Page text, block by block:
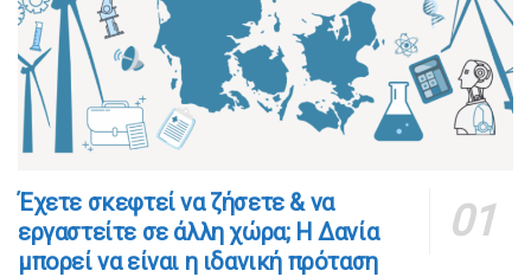
​​Έχετε σκεφτεί να ζήσετε & να
εργαστείτε σε άλλη χώρα; Η Δανία
μπορεί να είναι η ιδανική πρόταση